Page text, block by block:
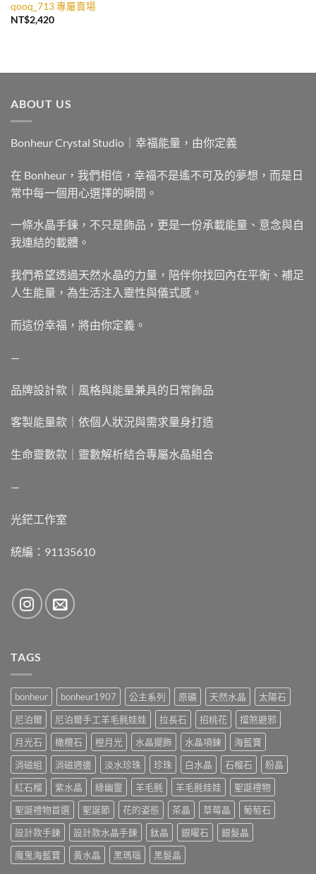
qooq_713 專屬賣場
NT$2,420
ABOUT US
Bonheur Crystal Studio｜幸福能量，由你定義
在 Bonheur，我們相信，幸福不是遙不可及的夢想，而是日
常中每一個用心選擇的瞬間。
一條水晶手鍊，不只是飾品，更是一份承載能量、意念與自
我連結的載體。
我們希望透過天然水晶的力量，陪伴你找回內在平衡、補足
人生能量，為生活注入靈性與儀式感。
而這份幸福，將由你定義。
—
品牌設計款｜風格與能量兼具的日常飾品
客製能量款｜依個人狀況與需求量身打造
生命靈數款｜靈數解析結合專屬水晶組合
—
光鋩工作室
統編：91135610
TAGS
bonheur bonheur1907 公主系列 原礦 天然水晶
太陽石
尼泊爾
尼泊爾手工羊毛氈娃娃 拉長石 招桃花
擋煞避邪
月光石
橄欖石 橙月光 水晶擺飾 水晶項鍊
海藍寶
消磁組
消磁週邊 淡水珍珠 珍珠 白水晶 石榴石
粉晶
紅石榴
紫水晶 綠幽靈 羊毛氈 羊毛氈娃娃
聖誕禮物
聖誕禮物首選
聖誕節 花的姿態 茶晶 草莓晶
葡萄石
設計款手鍊
設計款水晶手鍊 鈦晶 銀曜石
銀髮晶
魔鬼海藍寶
黃水晶 黑瑪瑙 黑髮晶